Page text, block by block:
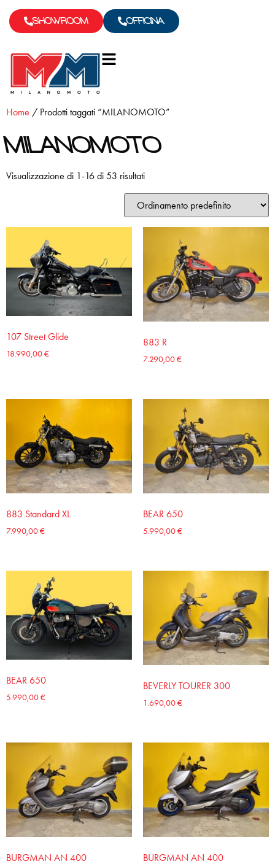
SHOWROOM OFFICINA
Home / Prodotti taggati “MILANOMOTO”
MILANOMOTO
Visualizzazione di 1-16 di 53 risultati
107 Street Glide
18.990,00€
883 R
7.290,00€
883 Standard XL
7.990,00€
BEAR 650
5.990,00€
BEAR 650
5.990,00€
BEVERLY TOURER 300
1.690,00€
BURGMAN AN 400 BURGMAN AN 400